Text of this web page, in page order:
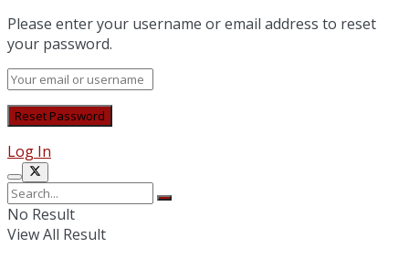
Please enter your username or email address to reset
your password.
Log In
No Result
View All Result